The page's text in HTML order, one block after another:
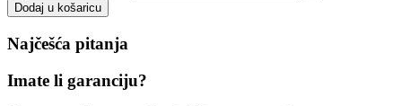
Dodaj u košaricu
Najčešća pitanja
Imate li garanciju?